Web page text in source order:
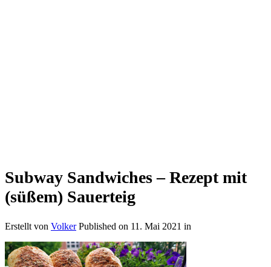
Subway Sandwiches – Rezept mit
(süßem) Sauerteig
Erstellt von Volker Published on 11. Mai 2021 in